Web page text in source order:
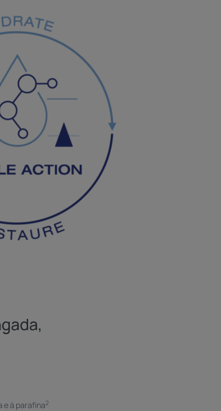
e à parafina2